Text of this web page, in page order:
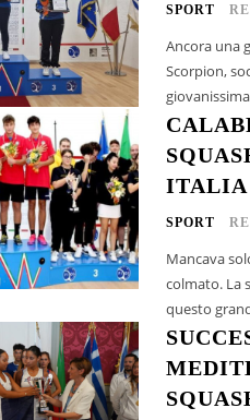
SPORT
Ancora una
Scorpion,
ITALIA
SPORT
Mancava
colmato. La
questo